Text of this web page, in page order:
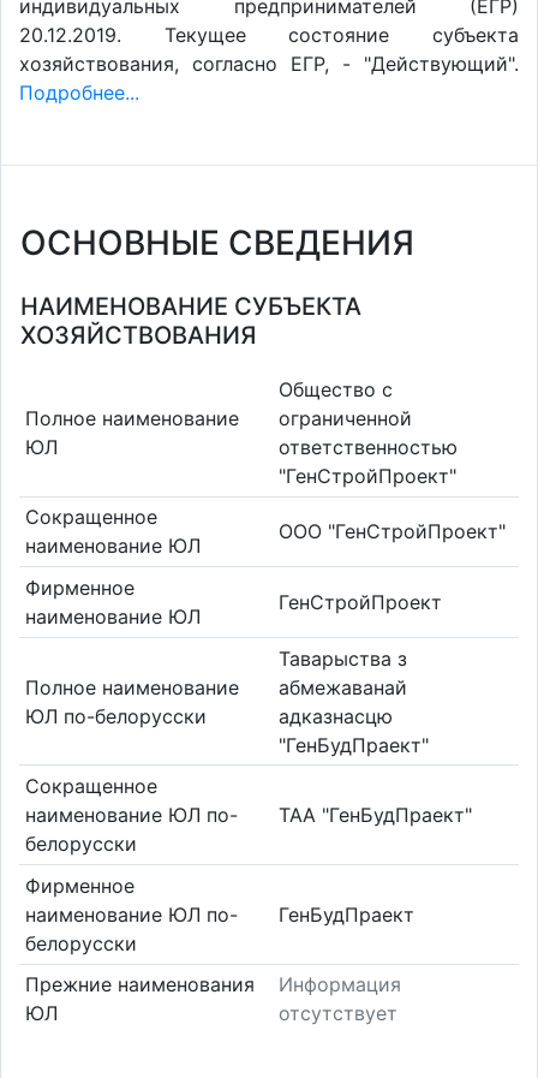
индивидуальных предпринимателей (ЕГР)
20.12.2019. Текущее состояние субъекта
хозяйствования, согласно ЕГР, - "Действующий".
Подробнее...
ОСНОВНЫЕ СВЕДЕНИЯ
НАИМЕНОВАНИЕ СУБЪЕКТА
ХОЗЯЙСТВОВАНИЯ
Полное наименование
ЮЛ
Общество с
ограниченной
ответственностью
"ГенСтройПроект"
Сокращенное
наименование ЮЛ
ООО "ГенСтройПроект"
Фирменное
наименование ЮЛ
ГенСтройПроект
Полное наименование
ЮЛ по-белорусски
Таварыства з
абмежаванай
адказнасцю
"ГенБудПраект"
Сокращенное
наименование ЮЛ по-
белорусски
ТАА "ГенБудПраект"
Фирменное
наименование ЮЛ по-
белорусски
ГенБудПраект
Прежние наименования
ЮЛ
Информация
отсутствует